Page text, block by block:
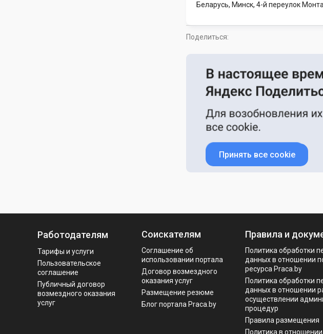
Беларусь, Минск, 4-й переулок
Поделиться:
Принять все cookie
Работодателям
Тарифы и услуги
Пользовательское
соглашение
Публичный договор
возмездного оказания
услуг
Соискателям
Соглашение об
использовании портала
Договор возмездного
оказания услуг
Размещение резюме
Блог портала Praca.by
Правила и
Политика обработки
данных в отношении
ресурса Praca.by
Политикa обработки
данных в отношении
осуществлении
процедур
Правила размещения
Политика в